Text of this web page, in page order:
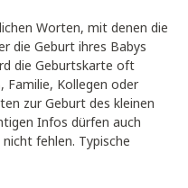
Worten, mit denen die
die Geburt ihres Babys
die Geburtskarte oft
Familie, Kollegen oder
zur Geburt des kleinen
Infos dürfen auch
fehlen. Typische